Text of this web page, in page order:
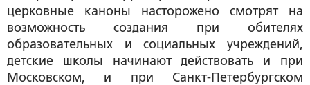
церковные каноны насторожено смотрят на
возможность создания при обителях
образовательных и социальных учреждений,
детские школы начинают действовать и при
Московском, и при Санкт-Петербургском